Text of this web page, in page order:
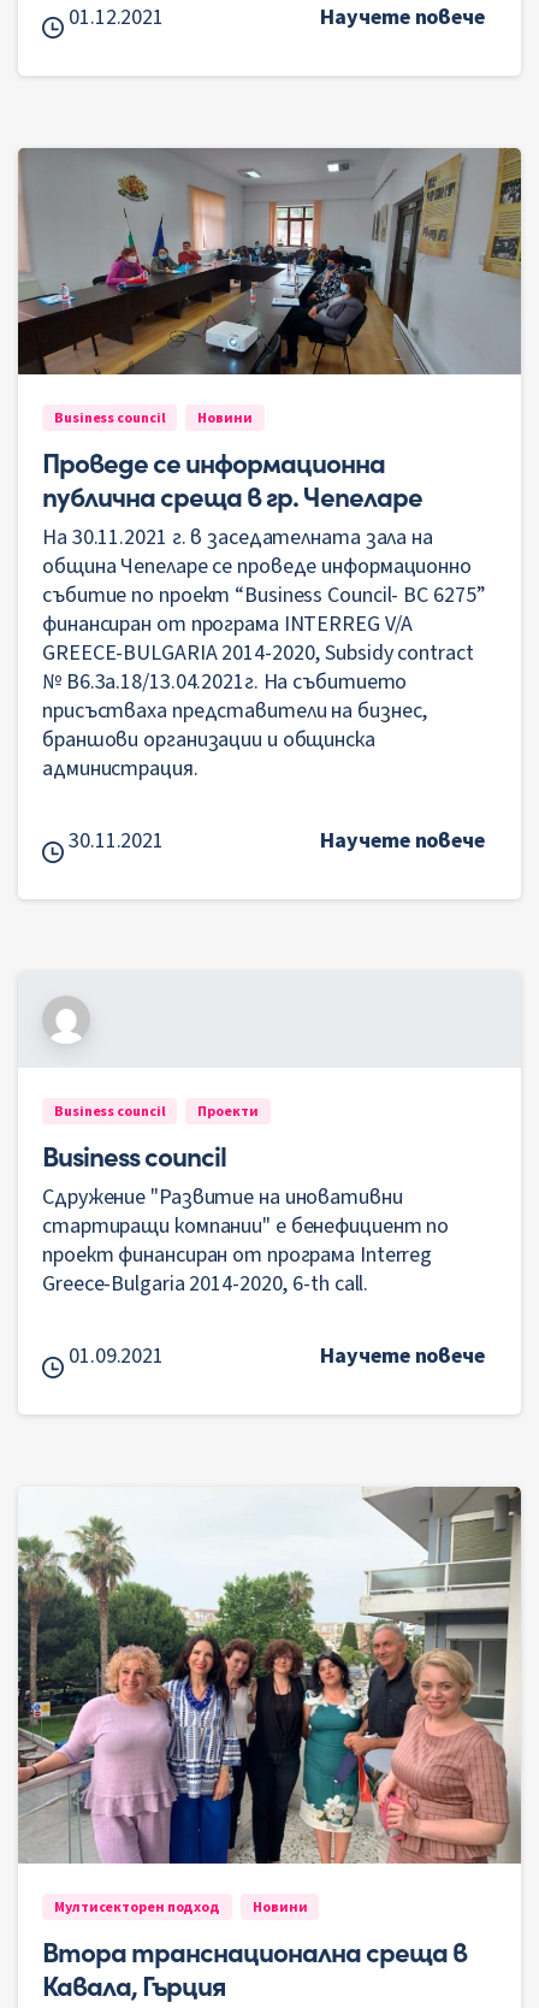
01.12.2021 Научете повече
Business council Новини
Проведе се информационна
публична среща в гр. Чепеларе
На 30.11.2021 г. в заседателната зала на
община Чепеларе се проведе информационно
събитие по проект “Business Council- BC 6275”
финансиран от програма INTERREG V/A
GREECE-BULGARIA 2014-2020, Subsidy contract
№ B6.3a.18/13.04.2021г. На събитието
присъстваха представители на бизнес,
браншови организации и общинска
администрация.
30.11.2021 Научете повече
Business council Проекти
Business council
Сдружение "Развитие на иновативни
стартиращи компании" е бенефициент по
проект финансиран от програма Interreg
Greece-Bulgaria 2014-2020, 6-th call.
01.09.2021 Научете повече
Мултисекторен подход Новини
Втора транснационална среща в
Кавала, Гърция